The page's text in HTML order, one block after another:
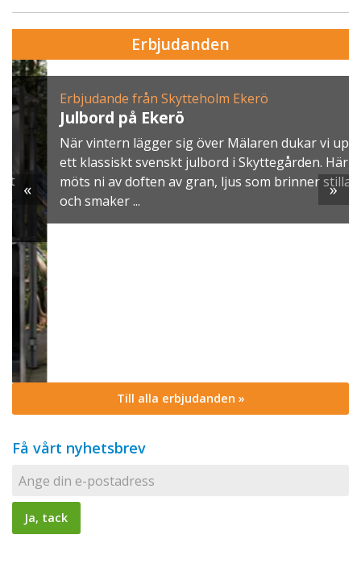
Erbjudanden
Erbjudande från Skytteholm Ekerö
Julbord på Ekerö
När vintern lägger sig över Mälaren dukar vi upp
ett klassiskt svenskt julbord i Skyttegården. Här
möts ni av doften av gran, ljus som brinner stilla
och smaker ...
« »
Till alla erbjudanden »
Få vårt nyhetsbrev